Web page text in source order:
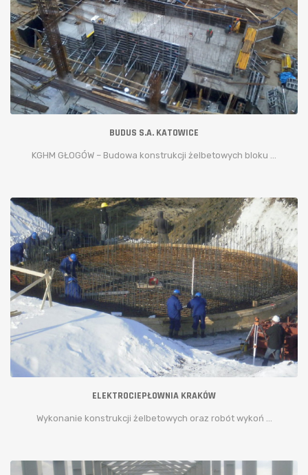
BUDUS S.A. KATOWICE
KGHM GŁOGÓW – Budowa konstrukcji żelbetowych bloku ...
ELEKTROCIEPŁOWNIA KRAKÓW
Wykonanie konstrukcji żelbetowych oraz robót wykoń ...